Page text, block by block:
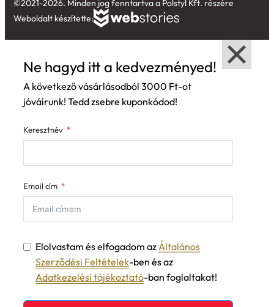
©2021-2026. Minden jog fenntartva a Polstyl Kft. részére
Weboldalt készítette:
Ne hagyd itt a kedvezményed!
A következő vásárlásodból 3000 Ft-ot
jóváírunk! Tedd zsebre kuponkódod!
Keresztnév
Email cím
Elolvastam és elfogadom azÁltalános
Szerződési Feltételek-ben és az
Adatkezelési tájékoztató-ban foglaltakat!